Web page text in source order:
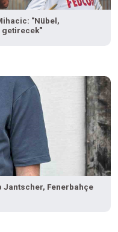
"Nübel,
getirecek"
Jantscher, Fenerbahçe